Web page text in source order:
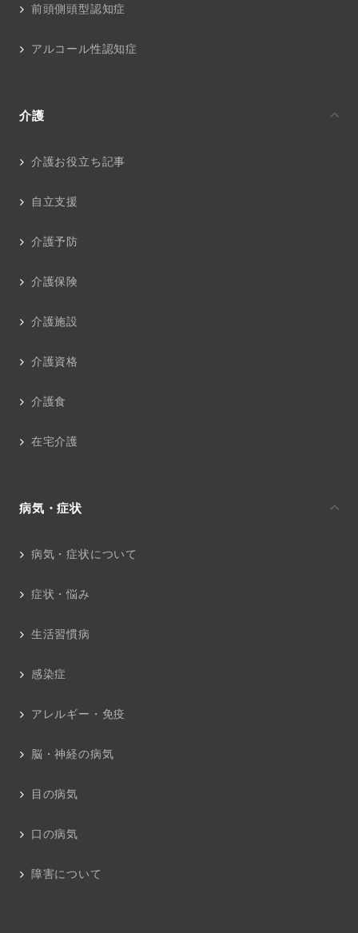
前頭側頭型認知症
アルコール性認知症
介護
介護お役立ち記事
自立支援
介護予防
介護保険
介護施設
介護資格
介護食
在宅介護
病気・症状
病気・症状について
症状・悩み
生活習慣病
感染症
アレルギー・免疫
脳・神経の病気
目の病気
口の病気
障害について